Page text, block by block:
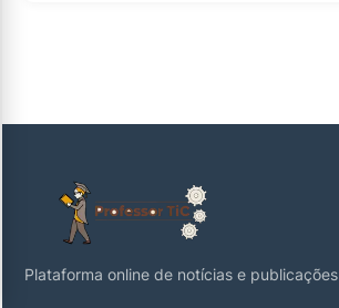
Plataforma online de notícias e publicações